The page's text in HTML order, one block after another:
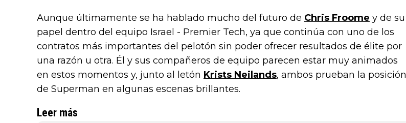
Aunque últimamente se ha hablado mucho del futuro de Chris Froome y de su
papel dentro del equipo Israel - Premier Tech, ya que continúa con uno de los
contratos más importantes del pelotón sin poder ofrecer resultados de élite por
una razón u otra. Él y sus compañeros de equipo parecen estar muy animados
en estos momentos y, junto al letón Krists Neilands, ambos prueban la posición
de Superman en algunas escenas brillantes.
Leer más